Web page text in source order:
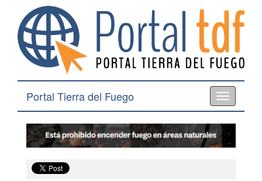
Toggle
navigation
Portal Tierra del Fuego